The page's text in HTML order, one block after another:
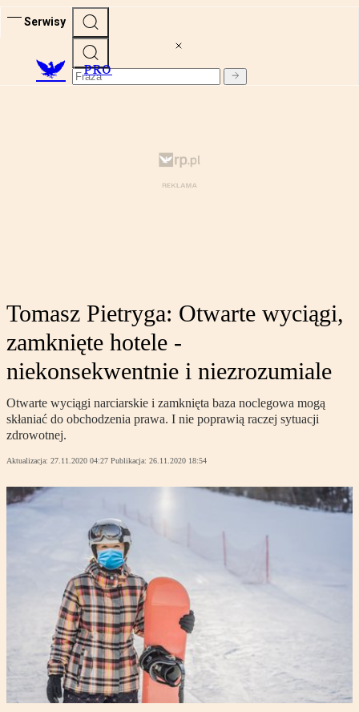
Serwisy
PRO
Tomasz Pietryga: Otwarte wyciągi,
zamknięte hotele -
niekonsekwentnie i niezrozumiale
Otwarte wyciągi narciarskie i zamknięta baza noclegowa mogą
skłaniać do obchodzenia prawa. I nie poprawią raczej sytuacji
zdrowotnej.
Aktualizacja: 27.11.2020 04:27 Publikacja: 26.11.2020 18:54